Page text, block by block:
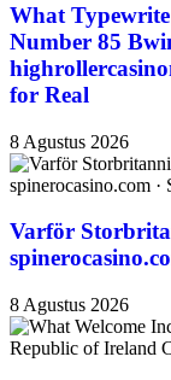
What
Number 85
for Real
8 Agustus 2026
Varför
8 Agustus 2026